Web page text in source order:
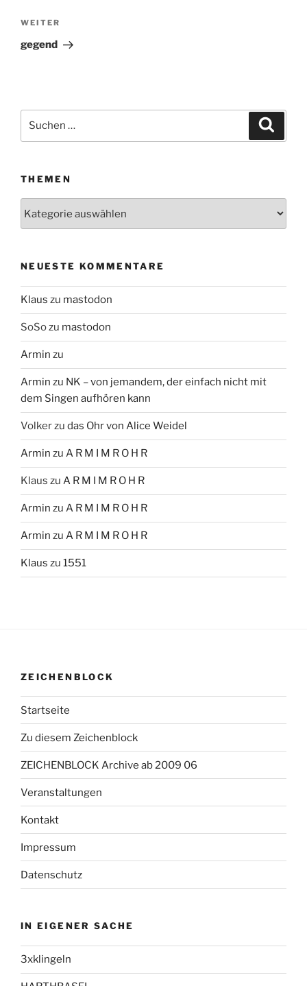
Nächster
Beitrag
WEITER
gegend
Suchen
THEMEN
NEUESTE KOMMENTARE
Klaus zu mastodon
SoSozu mastodon
Armin zu
Armin zu NK – von jemandem, der einfach nicht mit
dem Singen aufhören kann
Volkerzu das Ohr von Alice Weidel
Armin zu A R M I M R O H R
Klaus zu A R M I M R O H R
Armin zu A R M I M R O H R
Armin zu A R M I M R O H R
Klaus zu 1551
ZEICHENBLOCK
Startseite
Zu diesem Zeichenblock
ZEICHENBLOCK Archive ab 2009 06
Veranstaltungen
Kontakt
Impressum
Datenschutz
IN EIGENER SACHE
3xklingeln